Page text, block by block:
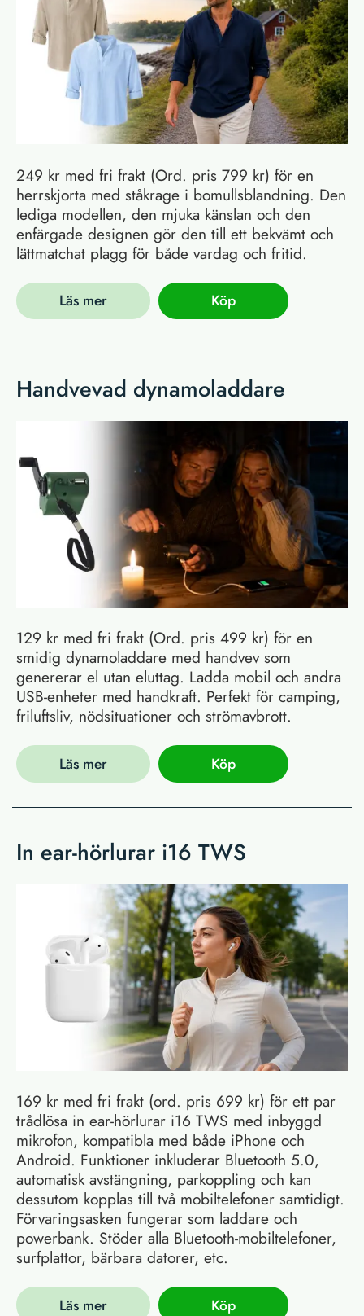
249 kr med fri frakt (Ord. pris 799 kr) för en
herrskjorta med ståkrage i bomullsblandning. Den
lediga modellen, den mjuka känslan och den
enfärgade designen gör den till ett bekvämt och
lättmatchat plagg för både vardag och fritid.
Läs mer Köp
Handvevad dynamoladdare
129 kr med fri frakt (Ord. pris 499 kr) för en
smidig dynamoladdare med handvev som
genererar el utan eluttag. Ladda mobil och andra
USB-enheter med handkraft. Perfekt för camping,
friluftsliv, nödsituationer och strömavbrott.
Läs mer Köp
In ear-hörlurar i16 TWS
169 kr med fri frakt (ord. pris 699 kr) för ett par
trådlösa in ear-hörlurar i16 TWS med inbyggd
mikrofon, kompatibla med både iPhone och
Android. Funktioner inkluderar Bluetooth 5.0,
automatisk avstängning, parkoppling och kan
dessutom kopplas till två mobiltelefoner samtidigt.
Förvaringsasken fungerar som laddare och
powerbank. Stöder alla Bluetooth-mobiltelefoner,
surfplattor, bärbara datorer, etc.
Läs mer Köp